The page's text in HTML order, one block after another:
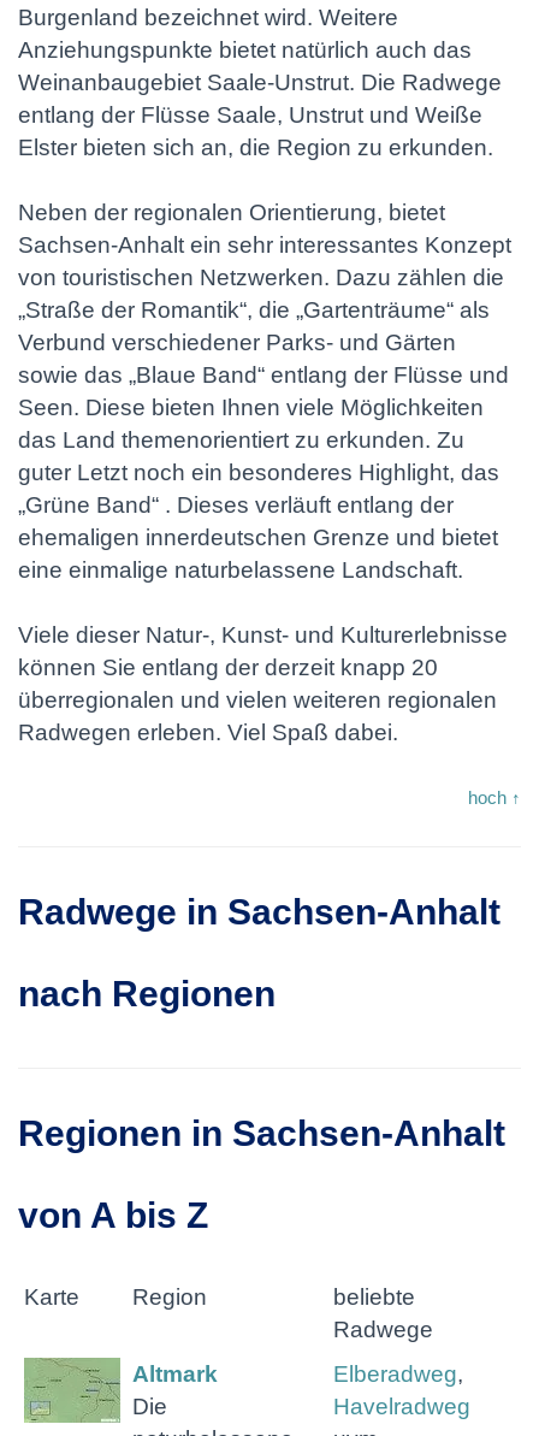
Burgenland bezeichnet wird. Weitere
Anziehungspunkte bietet natürlich auch das
Weinanbaugebiet Saale-Unstrut. Die Radwege
entlang der Flüsse Saale, Unstrut und Weiße
Elster bieten sich an, die Region zu erkunden.
Neben der regionalen Orientierung, bietet
Sachsen-Anhalt ein sehr interessantes Konzept
von touristischen Netzwerken. Dazu zählen die
„Straße der Romantik“, die „Gartenträume“ als
Verbund verschiedener Parks- und Gärten
sowie das „Blaue Band“ entlang der Flüsse und
Seen. Diese bieten Ihnen viele Möglichkeiten
das Land themenorientiert zu erkunden. Zu
guter Letzt noch ein besonderes Highlight, das
„Grüne Band“ . Dieses verläuft entlang der
ehemaligen innerdeutschen Grenze und bietet
eine einmalige naturbelassene Landschaft.
Viele dieser Natur-, Kunst- und Kulturerlebnisse
können Sie entlang der derzeit knapp 20
überregionalen und vielen weiteren regionalen
Radwegen erleben. Viel Spaß dabei.
hoch ↑
Radwege in Sachsen-Anhalt
nach Regionen
Regionen in Sachsen-Anhalt
von A bis Z
Karte Region
beliebte
Radwege
Altmark
Die
Elberadweg,
Havelradweg